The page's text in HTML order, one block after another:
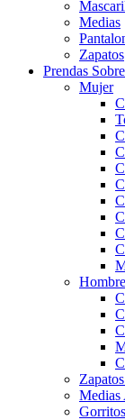
Medias
Zapatos
Prendas
Mujer
Hombre
Medias